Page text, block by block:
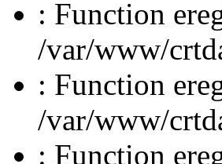
: Function
/var/www/
: Function
/var/www/
: Function